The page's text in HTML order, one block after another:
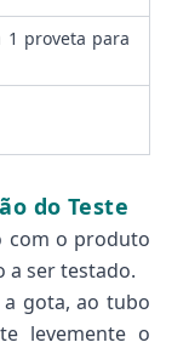
1 proveta para
do Teste
com o produto
a ser testado.
gota, ao tubo
levemente o